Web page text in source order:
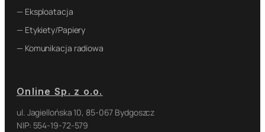
— Eksploatacja
— Etykiety/Papiery
— Komunikacja radiowa
Online Sp. z o.o.
ul. Jagiellońska 10, 85-067 Bydgoszcz
NIP: 554-19-72-579